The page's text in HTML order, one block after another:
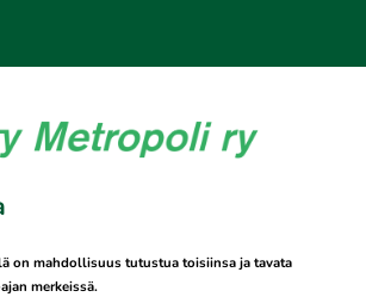
Jyty Metropoli ry
on mahdollisuus tutustua toisiinsa ja tavata
merkeissä.